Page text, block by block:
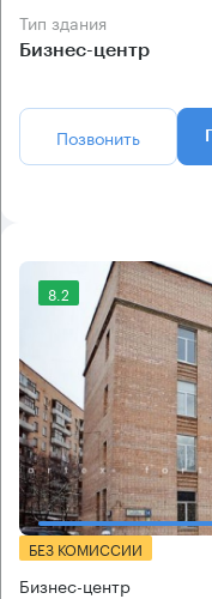
Тип здания
Бизнес-центр
Позвонить
8.2
БЕЗ КОМИССИИ
Бизнес-центр